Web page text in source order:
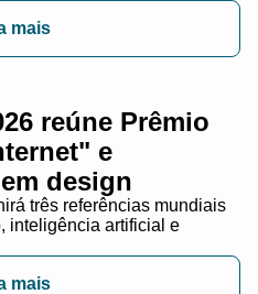
mais
reúne Prêmio
e
design
três referências mundiais
inteligência artificial e
mais